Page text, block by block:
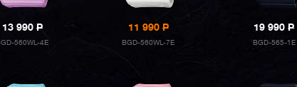
13 990 P
560WL-4E
11 990P
BGD-560WL-7E
19 990P
BGD-565-1E